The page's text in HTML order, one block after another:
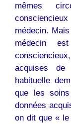
mêmes
médecin.
médecin
acquises
habituelle
que les
données
on dit que «